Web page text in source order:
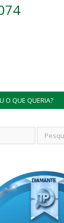
O QUE QUERIA?